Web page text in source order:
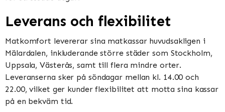
Leverans och flexibilitet
Matkomfort levererar sina matkassar huvudsakligen i
Mälardalen, inkluderande större städer som Stockholm,
Uppsala, Västerås, samt till flera mindre orter.
Leveranserna sker på söndagar mellan kl. 14.00 och
22.00, vilket ger kunder flexibilitet att motta sina kassar
på en bekväm tid​​​​.